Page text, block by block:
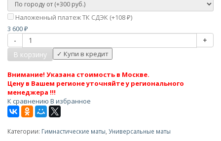
Наложенный платеж ТК СДЭК (+108 ₽)
3 600 ₽
-
+
В корзину
Внимание! Указана стоимость в Москве.
Цену в Вашем регионе уточняйте у регионального
менеджера !!!
К сравнению В избранное
Категории: Гимнастические маты Универсальные маты